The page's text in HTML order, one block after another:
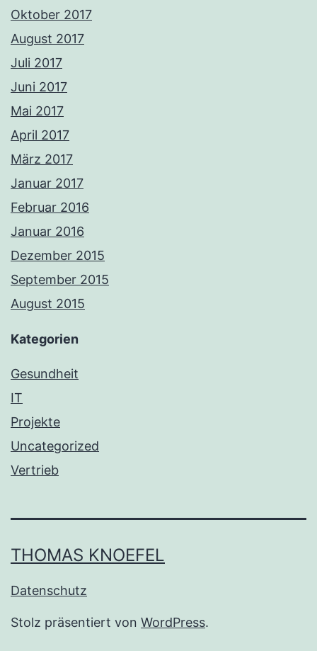
Oktober 2017
August 2017
Juli 2017
Juni 2017
Mai 2017
April 2017
März 2017
Januar 2017
Februar 2016
Januar 2016
Dezember 2015
September 2015
August 2015
Kategorien
Gesundheit
IT
Projekte
Uncategorized
Vertrieb
THOMAS KNOEFEL
Datenschutz
Stolz präsentiert von WordPress.